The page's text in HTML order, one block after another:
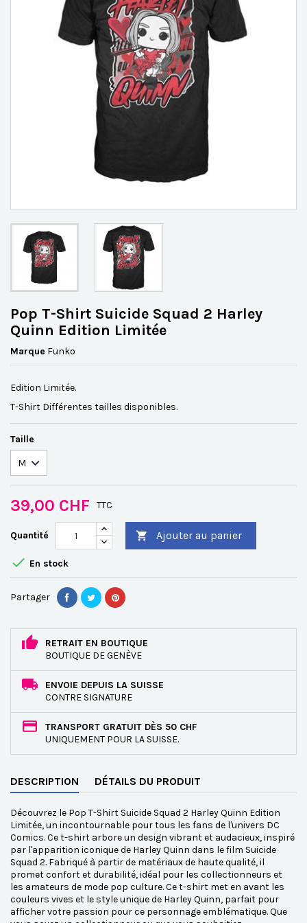
Pop T-Shirt Suicide Squad 2 Harley
Quinn Edition Limitée
Marque Funko
Edition Limitée.
T-Shirt Différentes tailles disponibles.
Taille
39,00 CHF TTC
Quantité  Ajouter au panier
 En stock
Partager
RETRAIT EN BOUTIQUE
BOUTIQUE DE GENÈVE
ENVOIE DEPUIS LA SUISSE
CONTRE SIGNATURE
TRANSPORT GRATUIT DÈS 50 CHF
UNIQUEMENT POUR LA SUISSE.
DESCRIPTION DÉTAILS DU PRODUIT
Découvrez le Pop T-Shirt Suicide Squad 2 Harley Quinn Edition
Limitée, un incontournable pour tous les fans de l'univers DC
Comics. Ce t-shirt arbore un design vibrant et audacieux, inspiré
par l'apparition iconique de Harley Quinn dans le film Suicide
Squad 2. Fabriqué à partir de matériaux de haute qualité, il
promet confort et durabilité, idéal pour les collectionneurs et
les amateurs de mode pop culture. Ce t-shirt met en avant les
couleurs vives et le style unique de Harley Quinn, parfait pour
afficher votre passion pour ce personnage emblématique. Que